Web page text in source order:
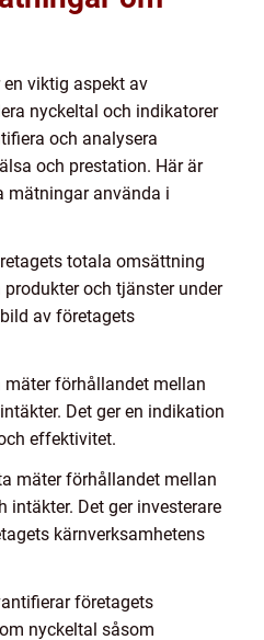
viktig aspekt av
nyckeltal och indikatorer
och analysera
och prestation. Här är
mätningar använda i
totala omsättning
och tjänster under
av företagets
förhållandet mellan
Det ger en indikation
effektivitet.
mäter förhållandet mellan
intäkter. Det ger investerare
kärnverksamhetens
företagets
nyckeltal såsom